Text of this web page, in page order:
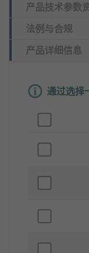
产品技术参数
法例与合规
产品详细信息
通过选择